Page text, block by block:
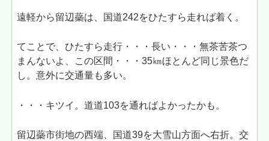
遠軽から留辺蘂は、国道242をひたすら走れば着く。
てことで、ひたすら走行・・・長い・・・無茶苦茶つ
まんないよ、この区間・・・35㎞ほとんど同じ景色だ
し。意外に交通量も多い。
・・・キツイ。道道103を通ればよかったかも。
留辺蘂市街地の西端、国道39を大雪山方面へ右折。交